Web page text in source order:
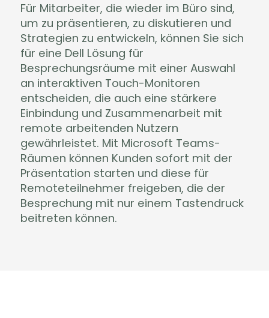
Für Mitarbeiter, die wieder im Büro sind,
um zu präsentieren, zu diskutieren und
Strategien zu entwickeln, können Sie sich
für eine Dell Lösung für
Besprechungsräume mit einer Auswahl
an interaktiven Touch-Monitoren
entscheiden, die auch eine stärkere
Einbindung und Zusammenarbeit mit
remote arbeitenden Nutzern
gewährleistet. Mit Microsoft Teams-
Räumen können Kunden sofort mit der
Präsentation starten und diese für
Remoteteilnehmer freigeben, die der
Besprechung mit nur einem Tastendruck
beitreten können.